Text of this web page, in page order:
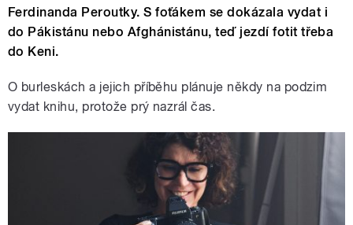
Ferdinanda Peroutky. S foťákem se dokázala vydat i
do Pákistánu nebo Afghánistánu, teď jezdí fotit třeba
do Keni.
O burleskách a jejich příběhu plánuje někdy na podzim
vydat knihu, protože prý nazrál čas.